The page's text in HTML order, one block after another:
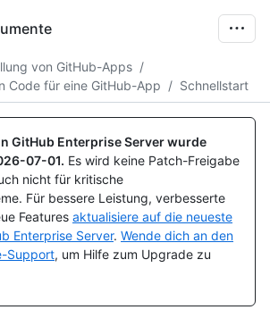
von GitHub-Apps /
Code für eine GitHub-App / Schnellstart
GitHub Enterprise Server wurde
07-01. Es wird keine Patch-Freigabe
nicht für kritische
Für bessere Leistung, verbesserte
Features aktualisiere auf die neueste
Enterprise Server. Wende dich an den
Support, um Hilfe zum Upgrade zu